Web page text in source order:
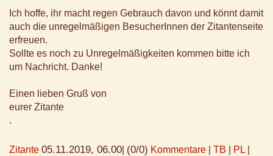
Ich hoffe, ihr macht regen Gebrauch davon und könnt damit
auch die unregelmäßigen BesucherInnen der Zitantenseite
erfreuen.
Sollte es noch zu Unregelmäßigkeiten kommen bitte ich
um Nachricht. Danke!
Einen lieben Gruß von
eurer Zitante
.
Zitante 05.11.2019, 06.00 (0/0) Kommentare TB PL